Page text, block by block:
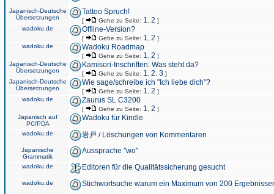
Japanisch-Deutsche
Übersetzungen
Tattoo Spruch!
[ Gehe zu Seite: 1 2 ]
wadoku.de
Offline-Version?
[ Gehe zu Seite: 1 2 ]
wadoku.de
Wadoku Roadmap
[ Gehe zu Seite: 1 2 ]
Japanisch-Deutsche
Übersetzungen
Kamisori-Inschriften: Was steht da?
[ Gehe zu Seite: 1 2 3 ]
Japanisch-Deutsche
Übersetzungen
Wie sage/schreibe ich "Ich liebe dich"?
[ Gehe zu Seite: 1 2 ]
wadoku.de
Zaurus SL C3200
[ Gehe zu Seite: 1 2 ]
Japanisch auf
PC/PDA
Wadoku für Kindle
wadoku.de 岩戸 / Löschungen von Kommentaren
Japanische
Grammatik
Aussprache "wo"
wadoku.de Editoren für die Qualitätssicherung gesucht
wadoku.de Stichwortsuche warum ein Maximum von 200